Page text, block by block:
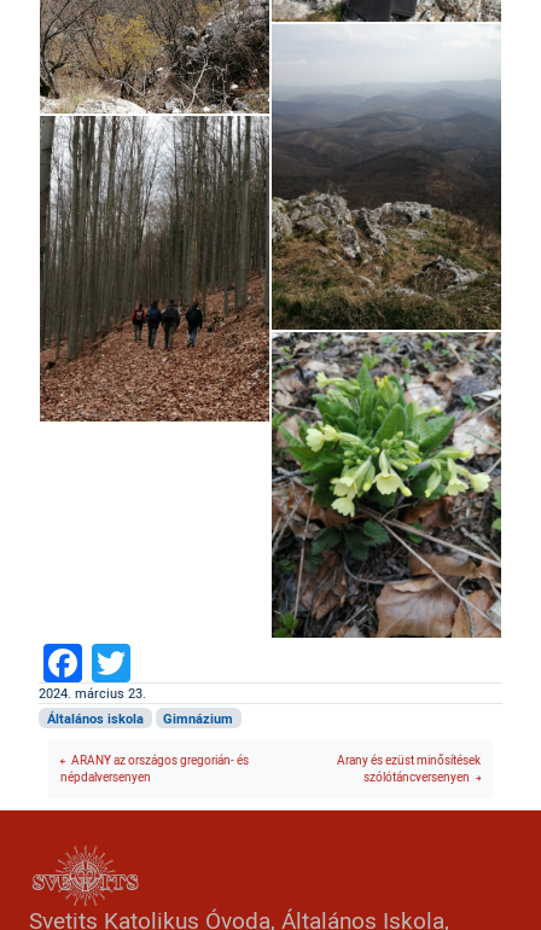
Facebook
2024. március 23.
Általános iskola Gimnázium
ARANY az országos gregorián- és
népdalversenyen
Arany és ezüst minősítések
szólótáncversenyen
Svetits Katolikus Óvoda, Általános Iskola,